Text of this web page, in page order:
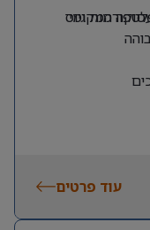
גיוס
המקומי
עוד פרטים